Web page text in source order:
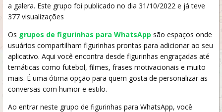
a galera. Este grupo foi publicado no dia 31/10/2022 e já teve
377 visualizações
Os grupos de figurinhas para WhatsApp são espaços onde
usuários compartilham figurinhas prontas para adicionar ao seu
aplicativo. Aqui você encontra desde figurinhas engraçadas até
temáticas como futebol, filmes, frases motivacionais e muito
mais. É uma ótima opção para quem gosta de personalizar as
conversas com humor e estilo.
Ao entrar neste grupo de figurinhas para WhatsApp, você